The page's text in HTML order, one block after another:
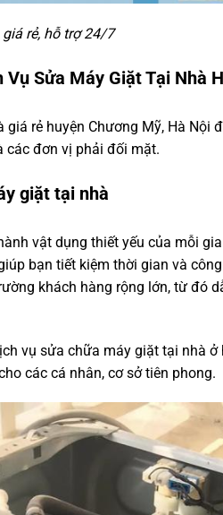
rẻ, hỗ trợ 24/7
Vụ Sửa Máy Giặt Tại Nhà
giá rẻ huyện Chương Mỹ, Hà
các đơn vị phải đối mặt.
giặt tại nhà
vật dụng thiết yếu của mỗi
bạn tiết kiệm thời gian và
khách hàng rộng lớn, từ đó
vụ sửa chữa máy giặt tại nhà
các cá nhân, cơ sở tiên phong.